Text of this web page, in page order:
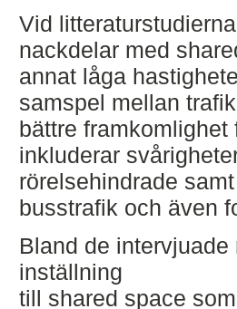
Vid
nackdelar med
annat låga
samspel mellan
bättre
inkluderar
rörelsehindrade
busstrafik och även
Bland de
inställning
till shared space